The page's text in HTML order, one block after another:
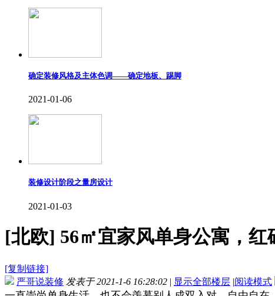
确定装修风格及主体色调——确定地板、踢脚
2021-01-06
装修设计阶段之量房设计
2021-01-03
[北欧] 56㎡宜家风单身公寓，红
[复制链接]
严哥说装修 发表于 2021-1-6 16:28:02 | 显示全部楼层 |阅读模式